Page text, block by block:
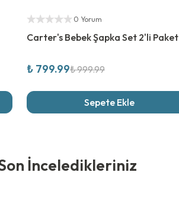
Yetkili Satıcı
0 Yorum
Carter's Bebek Şapka Set 2'li Paket
₺ 799.99₺ 999.99
Sepete Ekle